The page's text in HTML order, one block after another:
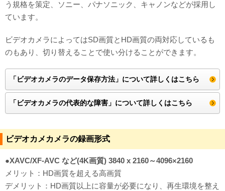
う規格を策定、ソニー、パナソニック、キャノンなどが採用し
ています。
ビデオカメラによってはSD画質とHD画質の両対応しているも
のもあり、切り替えることで使い分けることができます。
「ビデオカメラのデータ保存方法」について詳しくはこちら
「ビデオカメラの代表的な障害」について詳しくはこちら
ビデオカメカメラの録画形式
●XAVC/XF-AVC など(4K画質) 3840 x 2160～4096×2160
メリット：HD画質を超える高画質
デメリット：HD画質以上に容量が必要になり、再生環境を整え